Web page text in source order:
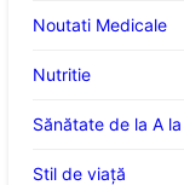
Noutati Medicale
Nutritie
Sănătate de la A la
Stil de viaţă